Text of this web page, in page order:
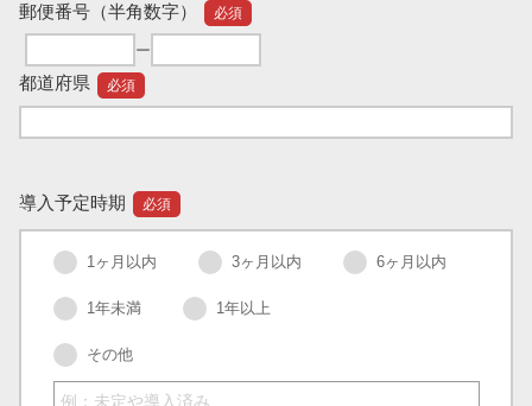
郵便番号 （半角数字） 必須
ー
都道府県 必須
導入予定時期 必須
1ヶ月以内 3ヶ月以内 6ヶ月以内
1年未満 1年以上
その他